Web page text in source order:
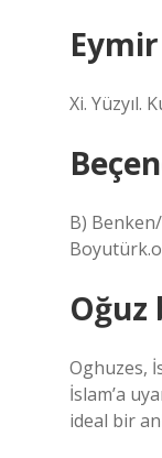
Xi. Yüzyıl.
B)
Oğuz
Oghuzes,
İslam’a
ideal bir